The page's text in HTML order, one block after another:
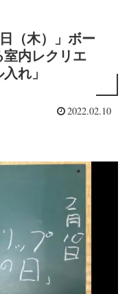
（木）」ボー
内レクリエ
れ」
2022.02.10